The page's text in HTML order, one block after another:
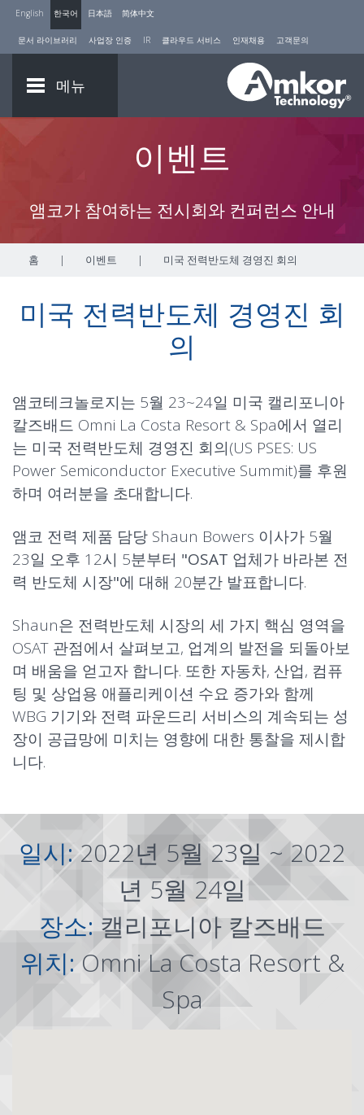
English 한국어 日本語 简体中文
문서 라이브러리 사업장 인증 IR 클라우드 서비스 인재채용 고객문의
메뉴
이벤트
앰코가 참여하는 전시회와 컨퍼런스 안내
홈 | 이벤트 | 미국 전력반도체 경영진 회의
미국 전력반도체 경영진 회
의
앰코테크놀로지는 5월 23~24일 미국 캘리포니아
칼즈배드 Omni La Costa Resort & Spa에서 열리
는 미국 전력반도체 경영진 회의(US PSES: US
Power Semiconductor Executive Summit)를 후원
하며 여러분을 초대합니다.
앰코 전력 제품 담당 Shaun Bowers 이사가 5월
23일 오후 12시 5분부터 "OSAT 업체가 바라본 전
력 반도체 시장"에 대해 20분간 발표합니다.
Shaun은 전력반도체 시장의 세 가지 핵심 영역을
OSAT 관점에서 살펴보고, 업계의 발전을 되돌아보
며 배움을 얻고자 합니다. 또한 자동차, 산업, 컴퓨
팅 및 상업용 애플리케이션 수요 증가와 함께
WBG 기기와 전력 파운드리 서비스의 계속되는 성
장이 공급망에 미치는 영향에 대한 통찰을 제시합
니다.
일시:2022년 5월 23일 ~ 2022
년 5월 24일
장소:캘리포니아 칼즈배드
위치: Omni La Costa Resort &
Spa